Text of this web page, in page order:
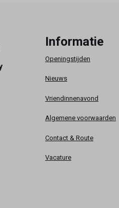
Informatie
Openingstijden
Nieuws
Vriendinnenavond
Algemene voorwaarden
Contact & Route
Vacature